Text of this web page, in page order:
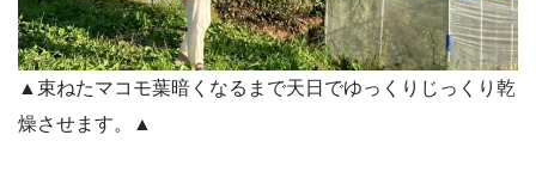
▲束ねたマコモ葉暗くなるまで天日でゆっくりじっくり乾
燥させます。▲